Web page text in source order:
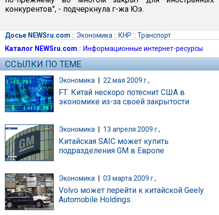
конкурентов", - подчеркнула г-жа Юэ.
Досье NEWSru.com :: Экономика :: КНР :: Транспорт
Каталог NEWSru.com :: Информационные интернет-ресурсы
ССЫЛКИ ПО ТЕМЕ
Экономика | 22 мая 2009 г.,
FT: Китай нескоро потеснит США в
экономике из-за своей закрытости
Экономика 13 апреля 2009 г.,
Китайская SAIC может купить
подразделения GM в Европе
Экономика 03 марта 2009 г.,
Volvo может перейти к китайской Geely
Automobile Holdings